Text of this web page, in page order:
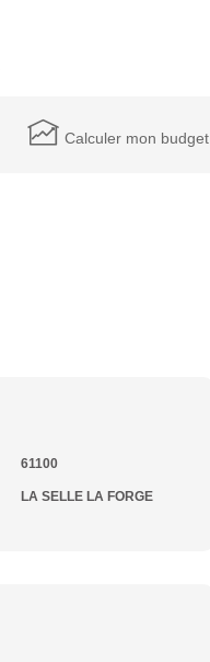
Calculer mon budget
61100
LA SELLE LA FORGE